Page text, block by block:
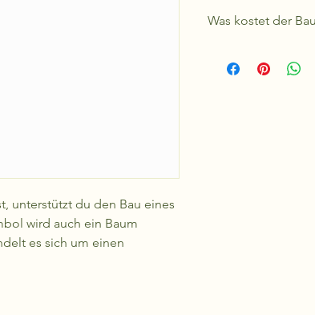
unterstützt du den Bau eines
wird auch ein Baum
es sich um einen
Was kostet der
Bevölkerung durch